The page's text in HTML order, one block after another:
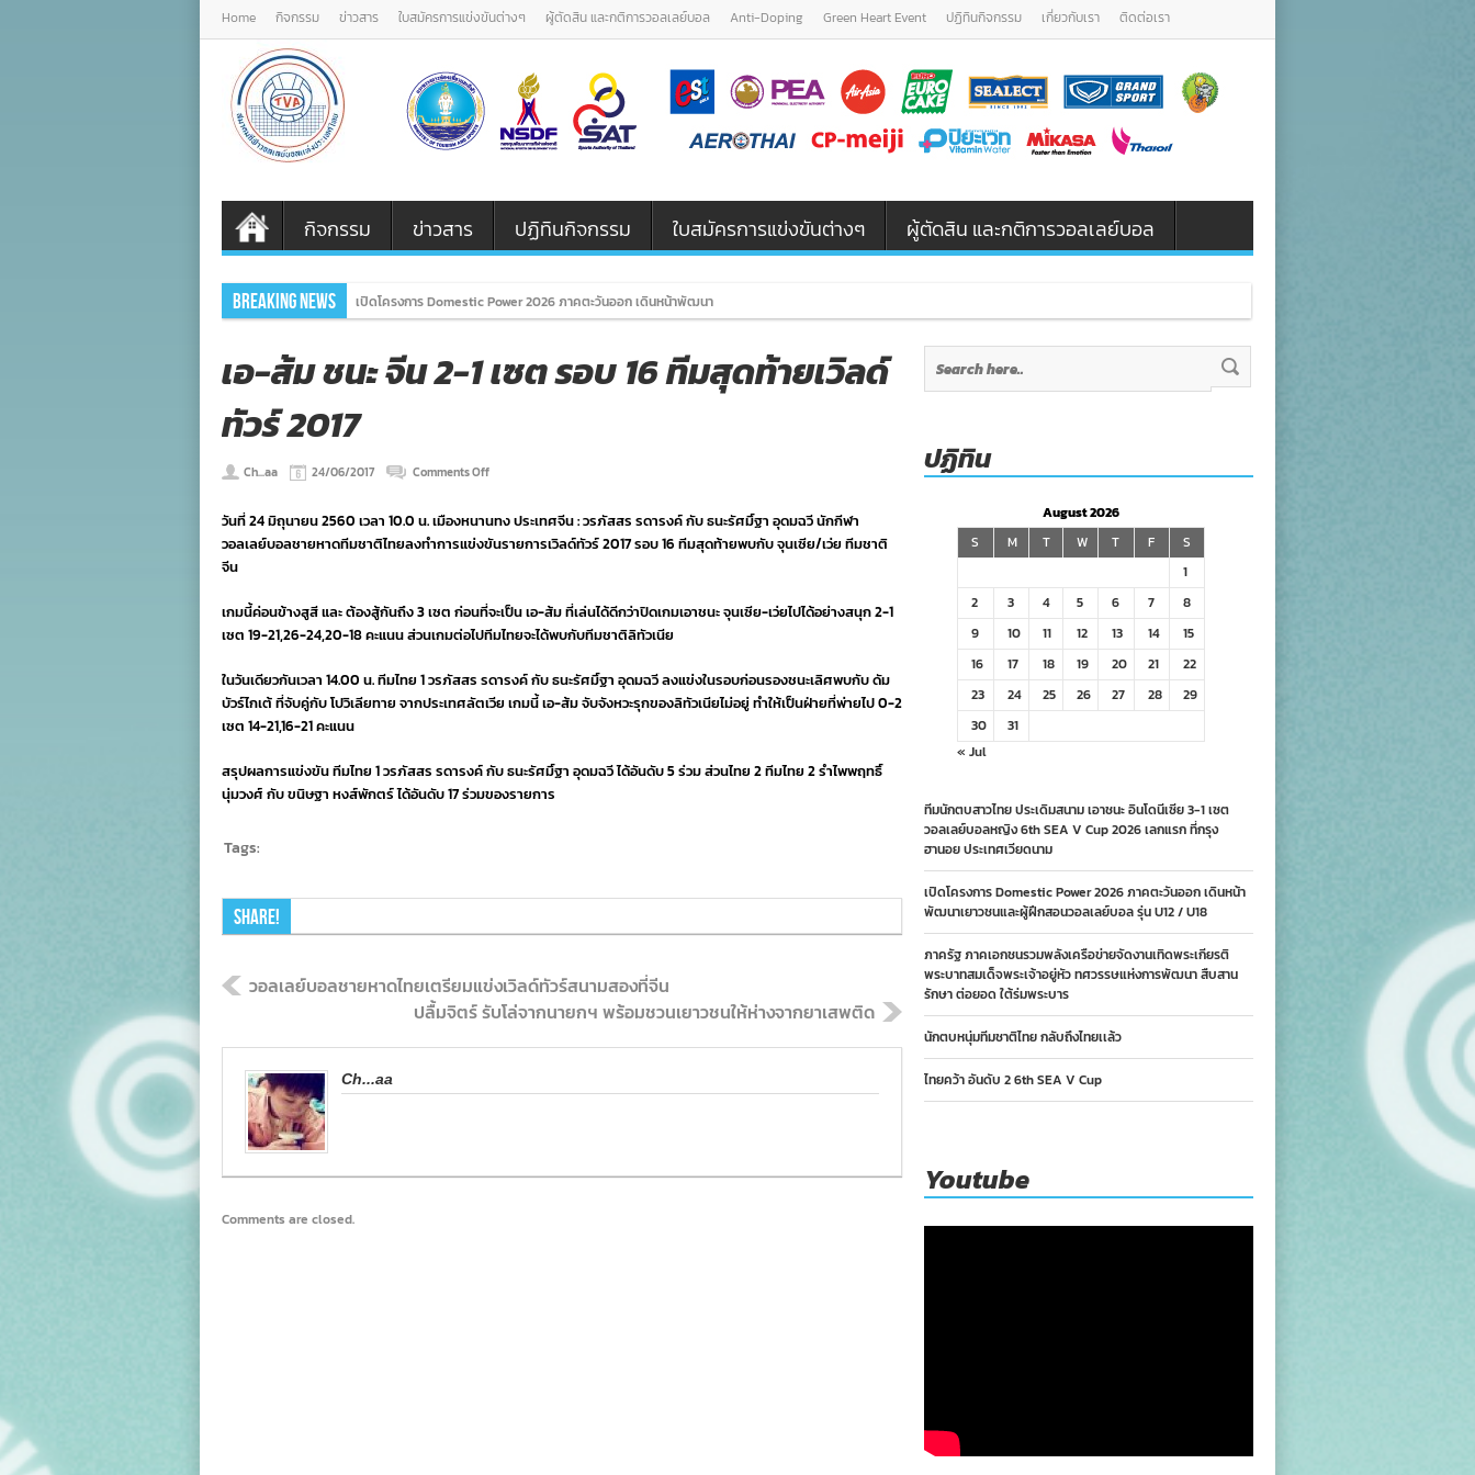
Home กิจกรรม ข่าวสาร ใบสมัครการแข่งขันต่างๆ ผู้ตัดสิน และกติการวอลเลย์บอล Anti-Doping Green Heart Event ปฏิทินกิจกรรม เกี่ยวกับเรา ติดต่อเรา
กิจกรรม ข่าวสาร ปฏิทินกิจกรรม ใบสมัครการแข่งขันต่างๆ ผู้ตัดสิน และกติการวอลเลย์บอล
Breaking News เปิดโครงการ Domestic Power 2026 ภาคตะวันออก เดินหน้าพัฒนาเยาวชนและผู้ฝึกสอนวอลเลย์บอล รุ
เอ-ส้ม ชนะ จีน 2-1 เซต รอบ 16 ทีมสุดท้ายเวิลด์
ทัวร์ 2017
Ch...aa 24/06/2017 Comments Offon
ชนะ
จีน
รอบ
16
ทีม
เวิลด์
ทัวร์
วันที่ 24 มิถุนายน 2560 เวลา 10.0 น. เมืองหนานทง ประเทศจีน : วรภัสสร รดารงค์ กับ ธนะรัศมิ์ฐา อุดมฉวี นักกีฬา
วอลเลย์บอลชายหาดทีมชาติไทยลงทำการแข่งขันรายการเวิลด์ทัวร์ 2017 รอบ 16 ทีมสุดท้ายพบกับ จุนเซีย/เว่ย ทีมชาติ
จีน
เกมนี้ค่อนข้างสูสี และ ต้องสู้กันถึง 3 เซต ก่อนที่จะเป็น เอ-ส้ม ที่เล่นได้ดีกว่าปิดเกมเอาชนะ จุนเซีย-เว่ยไปได้อย่างสนุก 2-1
เซต 19-21,26-24,20-18 คะแนน ส่วนเกมต่อไปทีมไทยจะได้พบกับทีมชาติลิทัวเนีย
ในวันเดียวกันเวลา 14.00 น. ทีมไทย 1 วรภัสสร รดารงค์ กับ ธนะรัศมิ์ฐา อุดมฉวี ลงแข่งในรอบก่อนรองชนะเลิศพบกับ ดัม
บัวร์ไกเต้ ที่จับคู่กับ โปวิเลียทาย จากประเทศลัตเวีย เกมนี้ เอ-ส้ม จับจังหวะรุกของลิทัวเนียไม่อยู่ ทำให้เป็นฝ่ายที่พ่ายไป 0-2
เซต 14-21,16-21 คะแนน
สรุปผลการแข่งขัน ทีมไทย 1 วรภัสสร รดารงค์ กับ ธนะรัศมิ์ฐา อุดมฉวี ได้อันดับ 5 ร่วม ส่วนไทย 2 ทีมไทย 2 รำไพพฤทธิ์
นุ่มวงศ์ กับ ขนิษฐา หงส์พักตร์ ได้อันดับ 17 ร่วมของรายการ
Tags:
Share!
วอลเลย์บอลชายหาดไทยเตรียมแข่งเวิลด์ทัวร์สนามสองที่จีน
ปลื้มจิตร์ รับโล่จากนายกฯ พร้อมชวนเยาวชนให้ห่างจากยาเสพติด
Ch...aa
Comments are closed.
ปฏิทิน
August 2026
S
M T W T F
S
1
2
3 4 5 6 7
8
9
10 11 12 13 14
15
16
17 18 19 20 21
22
23
24 25 26 27 28
29
30
31
« Jul
ทีมนักตบสาวไทย ประเดิมสนาม เอาชนะ อินโดนีเซีย 3-1 เซต
วอลเลย์บอลหญิง 6th SEA V Cup 2026 เลกแรก ที่กรุง
ฮานอย ประเทศเวียดนาม
เปิดโครงการ Domestic Power 2026 ภาคตะวันออก เดินหน้า
พัฒนาเยาวชนและผู้ฝึกสอนวอลเลย์บอล รุ่น U12 / U18
ภาครัฐ ภาคเอกชนรวมพลังเครือข่ายจัดงานเทิดพระเกียรติ
พระบาทสมเด็จพระเจ้าอยู่หัว ทศวรรษแห่งการพัฒนา สืบสาน
รักษา ต่อยอด ใต้ร่มพระบาร
นักตบหนุ่มทีมชาติไทย กลับถึงไทยเเล้ว
ไทยคว้า อันดับ 2 6th SEA V Cup
Youtube